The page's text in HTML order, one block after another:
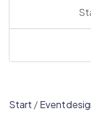
Start /